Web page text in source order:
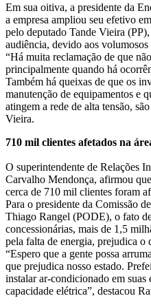
Em sua oitiva, a presidente da
a empresa ampliou seu efetivo
pelo deputado Tande Vieira
audiência, devido aos
“Há muita reclamação de que
principalmente quando há
Também há queixas de que os
manutenção de equipamentos e
atingem a rede de alta tensão,
Vieira.
710 mil clientes afetados na
O superintendente de Relações
Carvalho Mendonça, afirmou
cerca de 710 mil clientes foram
Para o presidente da Comissão
Thiago Rangel (PODE), o fato
concessionárias, mais de 1,5
pela falta de energia, prejudica o
“Espero que a gente possa
que prejudica nosso estado.
instalar ar-condicionado em suas
capacidade elétrica”, destacou